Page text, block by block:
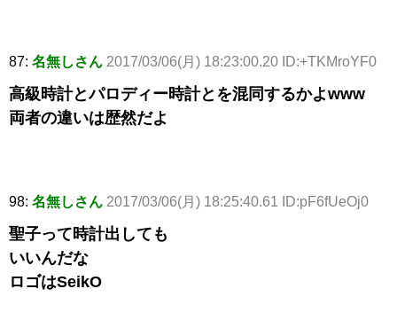
87: 名無しさん 2017/03/06(月) 18:23:00.20 ID:+TKMroYF0
高級時計とパロディー時計とを混同するかよwww
両者の違いは歴然だよ
98: 名無しさん 2017/03/06(月) 18:25:40.61 ID:pF6fUeOj0
聖子って時計出しても
いいんだな
ロゴはSeikO